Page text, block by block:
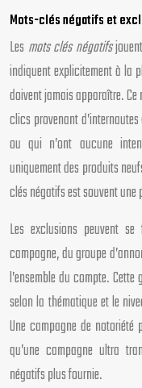
Mots-clés négatifs et
Les mots clés négatifs
indiquent explicitement à la
doivent jamais apparaître.
clics provenant
ou qui n’ont aucune
uniquement des produits
clés négatifs est souvent une
Les exclusions peuvent
campagne, du groupe
l’ensemble du compte.
selon la thématique et le
Une campagne de
qu’une campagne ultra
négatifs plus fournie.